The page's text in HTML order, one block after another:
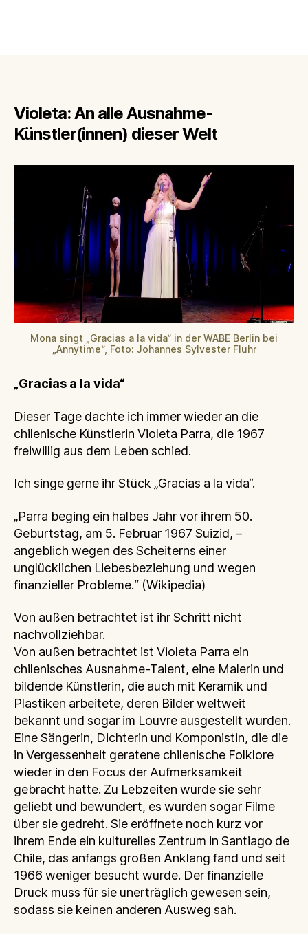
Violeta: An alle Ausnahme-
Künstler(innen) dieser Welt
Mona singt „Gracias a la vida“ in der WABE Berlin bei
„Annytime“, Foto: Johannes Sylvester Fluhr
„Gracias a la vida“
Dieser Tage dachte ich immer wieder an die
chilenische Künstlerin Violeta Parra, die 1967
freiwillig aus dem Leben schied.
Ich singe gerne ihr Stück „Gracias a la vida“.
„Parra beging ein halbes Jahr vor ihrem 50.
Geburtstag, am 5. Februar 1967 Suizid, –
angeblich wegen des Scheiterns einer
unglücklichen Liebesbeziehung und wegen
finanzieller Probleme.“ (Wikipedia)
Von außen betrachtet ist ihr Schritt nicht
nachvollziehbar.
Von außen betrachtet ist Violeta Parra ein
chilenisches Ausnahme-Talent, eine Malerin und
bildende Künstlerin, die auch mit Keramik und
Plastiken arbeitete, deren Bilder weltweit
bekannt und sogar im Louvre ausgestellt wurden.
Eine Sängerin, Dichterin und Komponistin, die die
in Vergessenheit geratene chilenische Folklore
wieder in den Focus der Aufmerksamkeit
gebracht hatte. Zu Lebzeiten wurde sie sehr
geliebt und bewundert, es wurden sogar Filme
über sie gedreht. Sie eröffnete noch kurz vor
ihrem Ende ein kulturelles Zentrum in Santiago de
Chile, das anfangs großen Anklang fand und seit
1966 weniger besucht wurde. Der finanzielle
Druck muss für sie unerträglich gewesen sein,
sodass sie keinen anderen Ausweg sah.